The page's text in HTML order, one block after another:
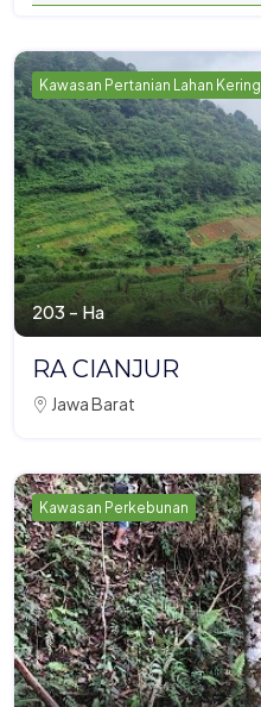
Kawasan Pertanian Lahan Kering
203 - Ha
RA CIANJUR
Jawa Barat
Kawasan Perkebunan